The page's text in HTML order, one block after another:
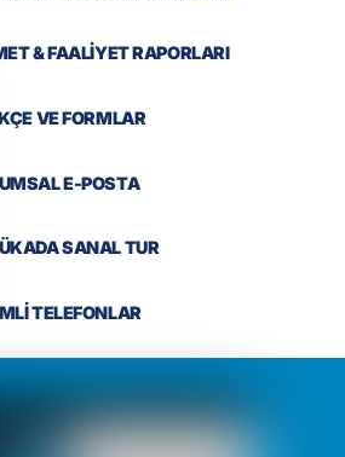
& FAALİYET RAPORLARI
VE FORMLAR
E-POSTA
SANAL TUR
TELEFONLAR